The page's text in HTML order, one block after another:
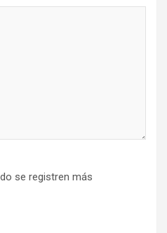
se registren más